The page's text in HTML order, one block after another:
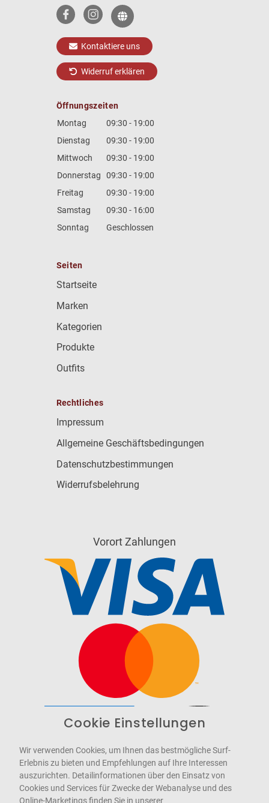
Kontaktiere uns
Widerruf erklären
Öffnungszeiten
Montag
09:30 - 19:00
Dienstag
09:30 - 19:00
Mittwoch
09:30 - 19:00
Donnerstag
09:30 - 19:00
Freitag
09:30 - 19:00
Samstag
09:30 - 16:00
Sonntag
Geschlossen
Seiten
Startseite
Marken
Kategorien
Produkte
Outfits
Rechtliches
Impressum
Allgemeine Geschäftsbedingungen
Datenschutzbestimmungen
Widerrufsbelehrung
Vorort Zahlungen
WCAG-2.1-AA
Cookie Einstellungen
Wir verwenden Cookies, um Ihnen das bestmögliche Surf-
Erlebnis zu bieten und Empfehlungen auf Ihre Interessen
auszurichten. Detailinformationen über den Einsatz von
Cookies und Services für Zwecke der Webanalyse und des
Online-Marketings finden Sie in unserer